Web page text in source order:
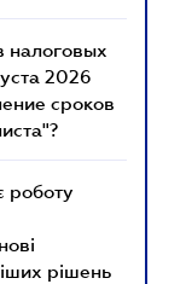
налоговых
2026
сроков
роботу
рішень